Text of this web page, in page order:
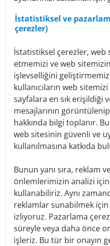
Scope and purpose of
We process personal data
the business relationship
represent them. This may
themselves or data of
authorized signatories or, in
data of authorized
We collect and use
necessary to provide our
and websites. We use
information, products and
inquiries, to operate and
applications, for advertising
comply with legal obligations
The collection and use of
on basis of the
meaning of the GDPR.
legal bases can be found
policy for the respective
Legal basis
İstatistiksel ve
çerezler)
İstatistiksel çerezler, web
etmemizi ve web
işlevselliğini
kullanıcıların web
sayfalara en sık erişildiği
mesajlarının
hakkında bilgi toplanır.
web sitesinin güvenli ve
kullanılmasına katkıda
Bunun yanı sıra, reklam
önlemlerimizin analizi
kullanabiliriz. Aynı
reklamlar sunabilmek için
izliyoruz. Pazarlama
süreyle veya daha önce
işleriz. Bu tür bir onayın